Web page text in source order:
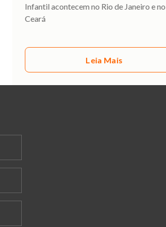
Infantil acontecem no Rio de Janeiro e no
Ceará
Leia Mais